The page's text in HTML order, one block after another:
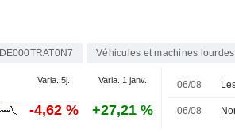
DE000TRAT0N7 Véhicules et machines lourdes
Varia. 5j. Varia. 1 janv.
-4,62 % +27,21 %
06/08
06/08